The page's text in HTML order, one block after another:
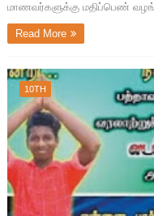
மாணவர்களுக்கு மதிப்பெண்
Read More
10TH